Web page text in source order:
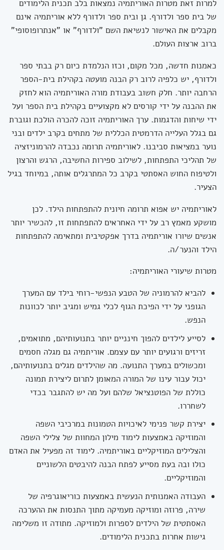
למרות זאת מטרות האוריתמיה נמצאות בלב תכנית הלימודים
של בית ספר ולדורף. גן ובית ספר ולדורף ללא אוריתמיה אינם
מקבלים את האישור לנשיאת השם "ולדורף" או "אנתרופוסופי"
ברוב ארצות העולם.
כאמנות חדשה, מכל מקום, וכזו הנלמדת כיום רק בבתי ספר
ולדורף, יש כלפיה לרוב רק הבנה מועטה בקהילת בית-הספר
הרחבה יותר. חלק חשוב בעבודת מורה האוריתמיה הוא לחזק
את ההבנה על ידי קורסים לא מקצועיים בקהילת בית הספר ועל
ידי שיחות והדגמות. ערך האוריתמיה זוכה להכרה הולכת וגוברת
גם בגלל העלייה הדרמטית הכללית של מתחים בקרב ילדים ובני
נוער במציאות סביבנו. לאוריתמיה תרומה נכבדה להרמוניזציה
של תהליכי התפתחות, לשילוב ספירות החשיבה, הרגש והרצון
ולטיפוח החוש האסתטי בקרב כל המתרגלים אותה, במיוחד בגיל
הצעיר.
לאוריתמיה יש אפוא תרומה חיונית להתפתחות הילד. לכן
מושקע מאמץ רב על ידי האחראים להתפתחות זו, להכשיר יותר
אנשים שיורו אוריתמיה בדרך אפקטיבית ומתאימה להתפתחות
הילד והנער/ה.
מטרות שיעורי האוריתמיה:
להביא להרמוניה של הטבע הנפשי-רוחי בילד עם המערך
הגופני על ידי הפיכת הגוף לכלי גמיש ומגיב יותר לכוונות
הנפש.
לסייע לילדים להפוך חינניים יותר בתנועותיהם, מתואמים,
זריזים ורגועים יותר עם עצמם. אוריתמיה גם מגלה חסמים
ומכשולים במערך התנועה. מה שהילדים מגלים בתנועותיהם,
יכול עבור עינו של המורה המאומן לתרום ליצירת תמונה
כוללת של הפוטנציאל שלהם ועל מה יש להתגבר בכדי
לשחררו.
יצירת קשר פנימי לאיכויות הטמונות במרכיבי השפה
והמוזיקה באמצעות לימוד מילון המחוות של צלילי השפה
והצלילים המוזיקליים באוריתמיה. לימוד זה מפעיל את האדם
כולו ובה בעת מסייע לפתח הבנה להיבטים הלשוניים
והמוזיקליים.
העבודה האמנותית הנעשית באמצעות כוריאוגרפיה של
שירה, פרוזה ומוזיקה מעמיקה מתוך התנסות את ההערכה
האסתטית של הילדים לספרות ולמוזיקה. מתודה זו משלימה
גישות אחרות בתכנית הלימודים.